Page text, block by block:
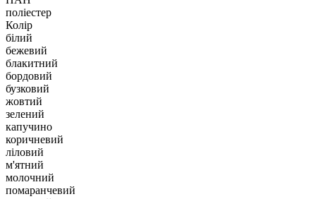
поліестер
Колір
білий
бежевий
блакитний
бордовий
бузковий
жовтий
зелений
капучино
коричневий
ліловий
м'ятний
молочний
помаранчевий